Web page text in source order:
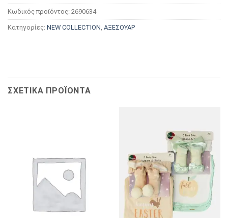
Κωδικός προϊόντος: 2690634
Κατηγορίες: NEW COLLECTION, ΑΞΕΣΟΥΑΡ
ΣΧΕΤΙΚΆ ΠΡΟΪΌΝΤΑ